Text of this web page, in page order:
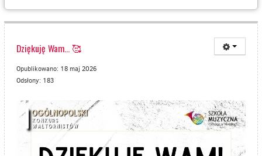
SZKOLE
Dziękuję Wam... 🥰
Opublikowano: 18 maj 2026
Odsłony: 183